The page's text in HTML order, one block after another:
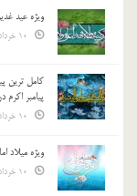
ویژه عید
کامل ترین
پیامبر اکرم
ویژه میلاد